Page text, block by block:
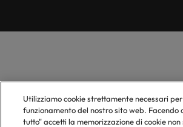
Utilizziamo cookie strettamente necessari
funzionamento del nostro sito web. Facendo
tutto" accetti la memorizzazione di cookie